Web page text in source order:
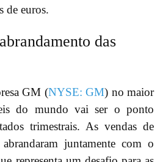
de euros.
das
GM (NYSE: GM) no maior
do mundo vai ser o ponto
trimestrais. As vendas de
juntamente com o